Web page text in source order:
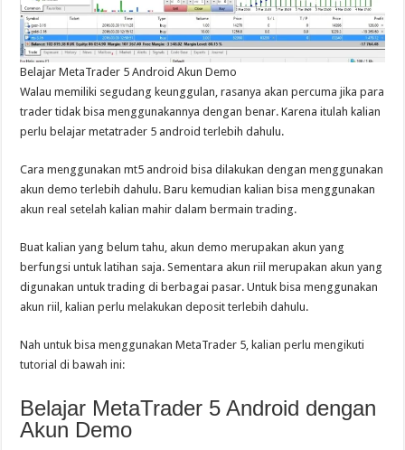
Belajar MetaTrader 5 Android Akun Demo
Walau memiliki segudang keunggulan, rasanya akan percuma jika para
trader tidak bisa menggunakannya dengan benar. Karena itulah kalian
perlu belajar metatrader 5 android terlebih dahulu.
Cara menggunakan mt5 android bisa dilakukan dengan menggunakan
akun demo terlebih dahulu. Baru kemudian kalian bisa menggunakan
akun real setelah kalian mahir dalam bermain trading.
Buat kalian yang belum tahu, akun demo merupakan akun yang
berfungsi untuk latihan saja. Sementara akun riil merupakan akun yang
digunakan untuk trading di berbagai pasar. Untuk bisa menggunakan
akun riil, kalian perlu melakukan deposit terlebih dahulu.
Nah untuk bisa menggunakan MetaTrader 5, kalian perlu mengikuti
tutorial di bawah ini:
Belajar MetaTrader 5 Android dengan
Akun Demo